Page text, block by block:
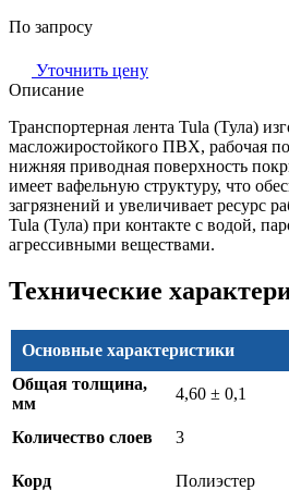
По запросу
Уточнить цену
Описание
Транспортерная лента Tula (Тула)
масложиростойкого ПВХ, рабочая
нижняя приводная поверхность
имеет вафельную структуру, что
загрязнений и увеличивает ресурс
Tula (Тула) при контакте с водой,
агрессивными веществами.
Технические
Основные характеристики
Общая толщина,
мм
4,60 ± 0,1
Количество слоев
3
Корд
Полиэстер